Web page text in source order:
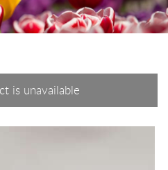
is unavailable